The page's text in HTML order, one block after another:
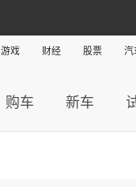
游戏 财经 股票 汽
购车 新车